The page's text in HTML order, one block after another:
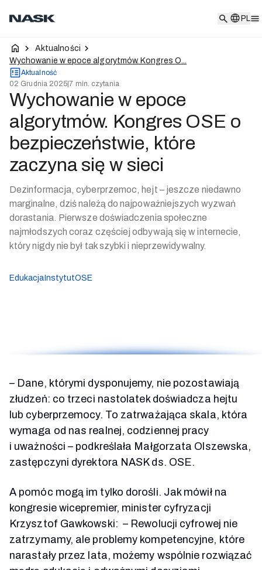
PL
Aktualności
Wychowanie w epoce algorytmów. Kongres O...
Aktualność
02 Grudnia 2025 |7 min. czytania
Wychowanie w epoce
algorytmów. Kongres OSE o
bezpieczeństwie, które
zaczyna się w sieci
Dezinformacja, cyberprzemoc, hejt – jeszcze niedawno
marginalne, dziś należą do najpoważniejszych wyzwań
dorastania. Pierwsze doświadczenia społeczne
najmłodszych coraz częściej odbywają się w internecie,
który nigdy nie był tak szybki i nieprzewidywalny.
Edukacja InstytutOSE
– Dane, którymi dysponujemy, nie pozostawiają
złudzeń: co trzeci nastolatek doświadcza hejtu
lub cyberprzemocy. To zatrważająca skala, która
wymaga od nas realnej, codziennej pracy
i uważności – podkreślała Małgorzata Olszewska,
zastępczyni dyrektora NASK ds. OSE.
A pomóc mogą im tylko dorośli. Jak mówił na
kongresie wicepremier, minister cyfryzacji
Krzysztof Gawkowski: – Rewolucji cyfrowej nie
zatrzymamy, ale problemy kompetencyjne, które
narastały przez lata, możemy wspólnie rozwiązać